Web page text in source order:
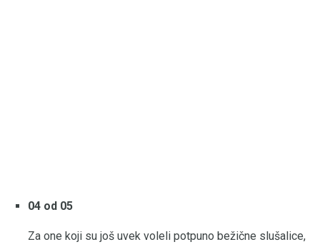
04 od 05
Za one koji su još uvek voleli potpuno bežične slušalice,